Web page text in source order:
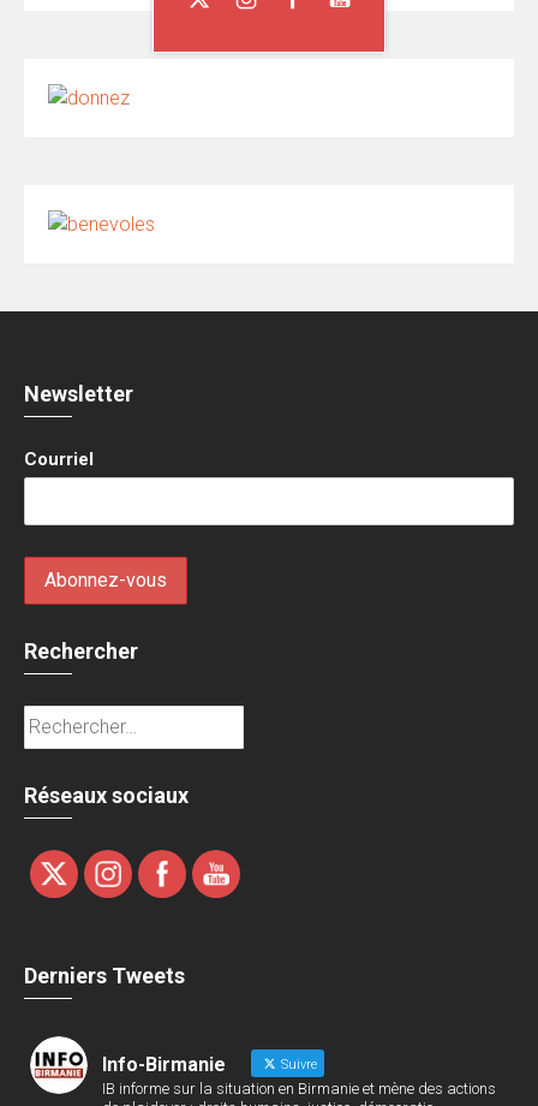
Newsletter
Courriel
Rechercher
Rechercher :
Réseaux sociaux
Derniers Tweets
Info-Birmanie Suivre
IB informe sur la situation en Birmanie et mène des actions